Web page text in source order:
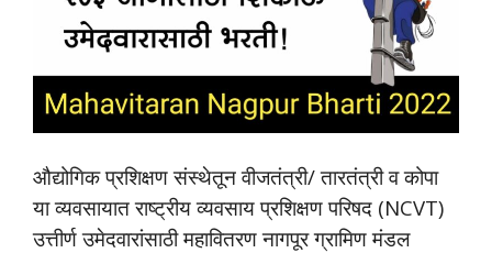
औद्योगिक प्रशिक्षण संस्थेतून वीजतंत्री/ तारतंत्री व कोपा
या व्यवसायात राष्ट्रीय व्यवसाय प्रशिक्षण परिषद (NCVT)
उत्तीर्ण उमेदवारांसाठी महावितरण नागपूर ग्रामिण मंडल